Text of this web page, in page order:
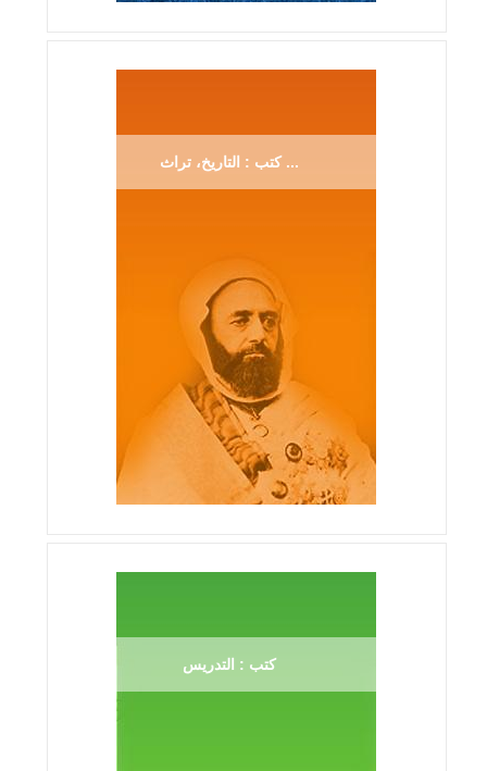
كتب : التاريخ، تراث ...
كتب : التدريس